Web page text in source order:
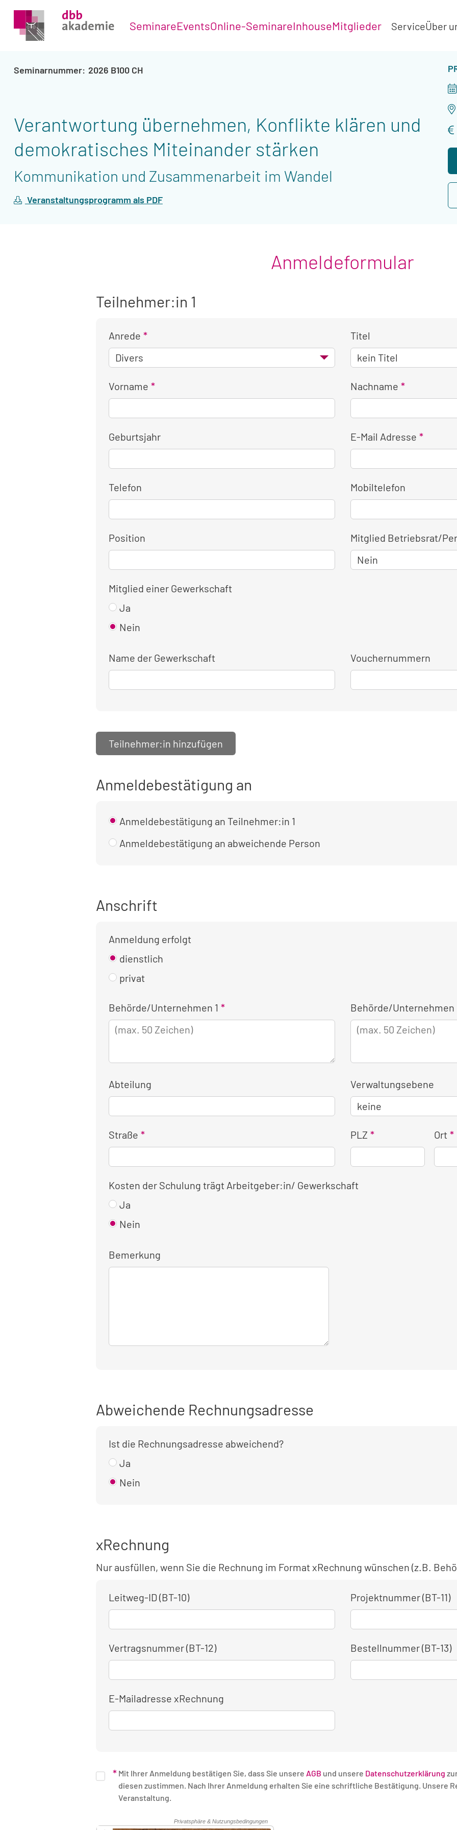
SeminareEventsOnline-SeminareInhouseMitglieder ServiceÜber
2026 B100 CH
Verantwortung übernehmen, Konflikte klären und
demokratisches Miteinander stärken
Kommunikation und Zusammenarbeit im Wandel
Veranstaltungsprogramm als PDF
Anmeldeformular
Teilnehmer:in 1
Anrede Titel
Vorname Nachname
Geburtsjahr E-Mail Adresse
Telefon Mobiltelefon
Position Mitglied Betriebsrat/
Mitglied einer Gewerkschaft
Ja
Nein
Name der Gewerkschaft Vouchernummern
Teilnehmer:in hinzufügen
Anmeldebestätigung an
Anmeldebestätigung an Teilnehmer:in 1
Anmeldebestätigung an abweichende Person
Anschrift
Anmeldung erfolgt
dienstlich
privat
Kontaktinformationen
für
die
Anmeldung
Behörde/Unternehmen 1 Behörde/Unternehmen
Abteilung Verwaltungsebene
Straße PLZ Ort
Kosten der Schulung trägt Arbeitgeber:in/ Gewerkschaft
Ja
Nein
Bemerkung
Abweichende Rechnungsadresse
Ist die Rechnungsadresse abweichend?
Ja
Nein
xRechnung
Nur ausfüllen, wenn Sie die Rechnung im Format xRechnung wünschen (z.B.
Leitweg-ID (BT-10) Projektnummer (BT-11)
Vertragsnummer (BT-12) Bestellnummer (BT-13)
E-Mailadresse xRechnung
Mit Ihrer Anmeldung bestätigen Sie, dass Sie unsere AGB und unsere Datenschutzerklärung
diesen zustimmen. Nach Ihrer Anmeldung erhalten Sie eine schriftliche Bestätigung. Unsere Rechnung erhalten Sie nach Ende der
Veranstaltung.
Sicherheitsüberprüfung